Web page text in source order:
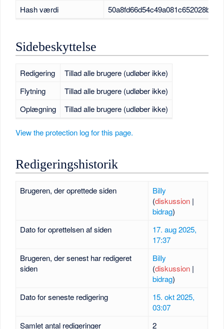
Hash værdi
Sidebeskyttelse
Redigering
Tillad alle brugere (udløber ikke)
Flytning
Tillad alle brugere (udløber ikke)
Oplægning
Tillad alle brugere (udløber ikke)
View the protection log for this page.
Redigeringshistorik
Brugeren, der oprettede siden
Billy
(diskussion|
bidrag)
Dato for oprettelsen af siden
17. aug 2025,
17:37
Brugeren, der senest har redigeret
siden
Billy
(diskussion|
bidrag)
Dato for seneste redigering
15. okt 2025,
03:07
Samlet antal redigeringer
2